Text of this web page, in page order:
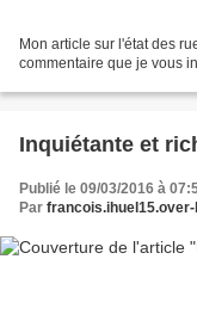
Mon article sur l'état des
commentaire que je vous
Inquiétante et
Publié le 09/03/2016 à
Par